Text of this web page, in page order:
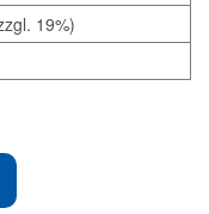
19%)